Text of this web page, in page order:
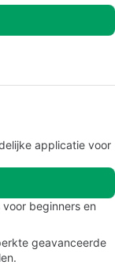
applicatie voor
beginners en
geavanceerde